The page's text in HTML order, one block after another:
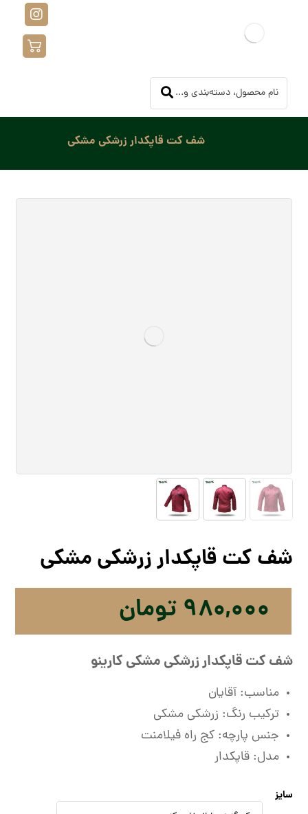
شف کت قاپکدار زرشکی مشکی
شف کت قاپکدار زرشکی مشکی
۹۸۰,۰۰۰ تومان
شف کت قاپکدار زرشکی مشکی کارینو
مناسب: آقایان
ترکیب رنگ: زرشکی مشکی
جنس پارچه: کج راه فیلامنت
مدل: قاپکدار
سایز